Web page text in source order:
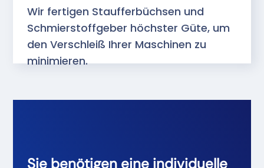
Wir fertigen Staufferbüchsen und
Schmierstoffgeber höchster Güte, um
den Verschleiß Ihrer Maschinen zu
minimieren.
Sie benötigen eine individuelle